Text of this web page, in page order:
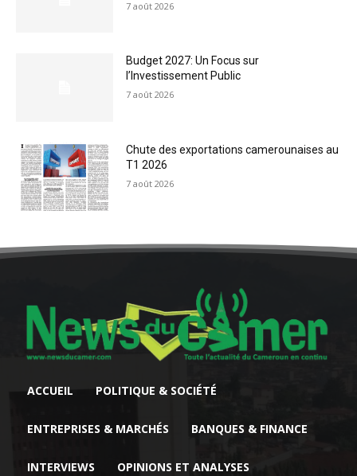
7 août 2026
Budget 2027: Un Focus sur
l’Investissement Public
7 août 2026
Chute des exportations camerounaises au
T1 2026
7 août 2026
ACCUEIL POLITIQUE & SOCIÉTÉ
ENTREPRISES & MARCHÉS BANQUES & FINANCE
INTERVIEWS OPINIONS ET ANALYSES